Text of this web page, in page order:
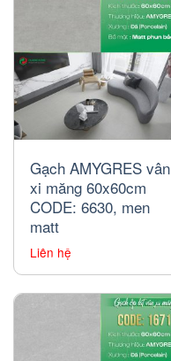
Gạch AMYGRES vân
xi măng 60x60cm
CODE: 6630, men
matt
Liên hệ